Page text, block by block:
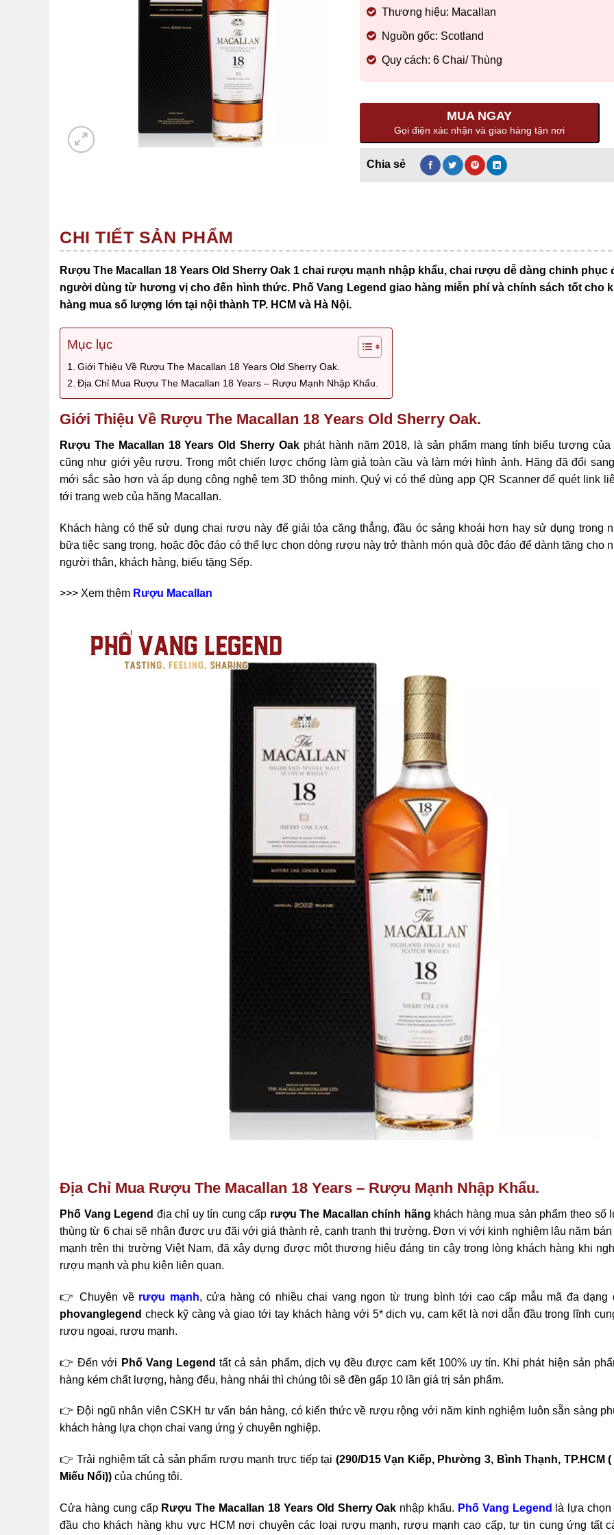
Thương hiệu: Macallan
Nguồn gốc: Scotland
Quy cách: 6 Chai/ Thùng
MUA NGAY
Gọi điện xác nhận và giao hàng tận nơi
CHI TIẾT SẢN PHẨM
Rượu The Macallan 18 Years Old Sherry Oak 1 chai rượu mạnh nhập khẩu, chai rượu dễ dàng chinh phục
người dùng từ hương vị cho đến hình thức. Phố Vang Legend giao hàng miễn phí và chính sách tốt cho
hàng mua số lượng lớn tại nội thành TP. HCM và Hà Nội.
Mục lục
Giới Thiệu Về Rượu The Macallan 18 Years Old Sherry Oak.
Địa Chỉ Mua Rượu The Macallan 18 Years – Rượu Mạnh Nhập Khẩu.
Giới Thiệu Về Rượu The Macallan 18 Years Old Sherry Oak.
Rượu The Macallan 18 Years Old Sherry Oakphát hành năm 2018, là sản phẩm mang tính biểu tượng của
cũng như giới yêu rượu. Trong một chiến lược chống làm giả toàn cầu và làm mới hình ảnh. Hãng đã đổi
mới sắc sảo hơn và áp dụng công nghệ tem 3D thông minh. Quý vị có thể dùng app QR Scanner để quét link
tới trang web của hãng Macallan.
Khách hàng có thể sử dụng chai rượu này để giải tỏa căng thẳng, đầu óc sảng khoái hơn hay sử dụng trong
bữa tiệc sang trọng, hoặc độc đáo có thể lực chọn dòng rượu này trở thành món quà độc đáo để dành tặng cho
người thân, khách hàng, biếu tặng Sếp.
>>> Xem thêm Rượu Macallan
Địa Chỉ Mua Rượu The Macallan 18 Years – Rượu Mạnh Nhập Khẩu.
Phố Vang Legend địa chỉ uy tín cung cấp rượu The Macallan chính hãng khách hàng mua sản phẩm theo số
thùng từ 6 chai sẽ nhận được ưu đãi với giá thành rẻ, cạnh tranh thị trường. Đơn vị với kinh nghiệm lâu năm
mạnh trên thị trường Việt Nam, đã xây dựng được một thương hiệu đáng tin cậy trong lòng khách hàng khi
rượu mạnh và phụ kiện liên quan.
👉 Chuyên về rượu mạnh, cửa hàng có nhiều chai vang ngon từ trung bình tới cao cấp mẫu mã đa dạng
phovanglegend check kỹ càng và giao tới tay khách hàng với 5* dịch vụ, cam kết là nơi dẫn đầu trong lĩnh
rượu ngoại, rượu mạnh.
👉 Đến với Phố Vang Legend tất cả sản phẩm, dịch vụ đều được cam kết 100% uy tín. Khi phát hiện sản
hàng kém chất lượng, hàng đểu, hàng nhái thì chúng tôi sẽ đền gấp 10 lần giá trị sản phẩm.
👉 Đội ngũ nhân viên CSKH tư vấn bán hàng, có kiến thức về rượu rộng với năm kinh nghiệm luôn sẵn sàng
khách hàng lựa chọn chai vang ứng ý chuyên nghiệp.
👉 Trải nghiệm tất cả sản phẩm rượu mạnh trực tiếp tại (290/D15 Vạn Kiếp, Phường 3, Bình Thạnh, TP.HCM (
Miếu Nổi)) của chúng tôi.
Cửa hàng cung cấpRượu The Macallan 18 Years Old Sherry Oak nhập khẩu. Phố Vang Legend
là lựa chọn
đầu cho khách hàng khu vực HCM nơi chuyên các loại rượu mạnh, rượu mạnh cao cấp, tự tin cung ứng tất